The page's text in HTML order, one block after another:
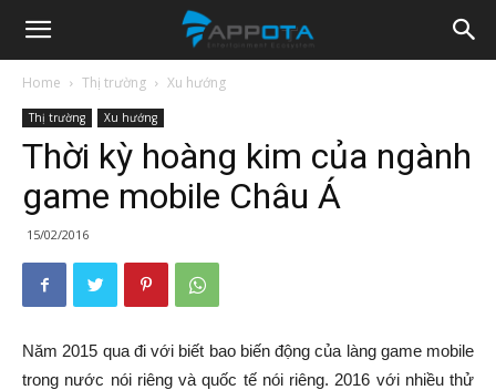
Appota
News
Home Thị trường Xu hướng
Thị trường Xu hướng
Thời kỳ hoàng kim của ngành
game mobile Châu Á
15/02/2016
Năm 2015 qua đi với biết bao biến động của làng game mobile
trong nước nói riêng và quốc tế nói riêng. 2016 với nhiều thử